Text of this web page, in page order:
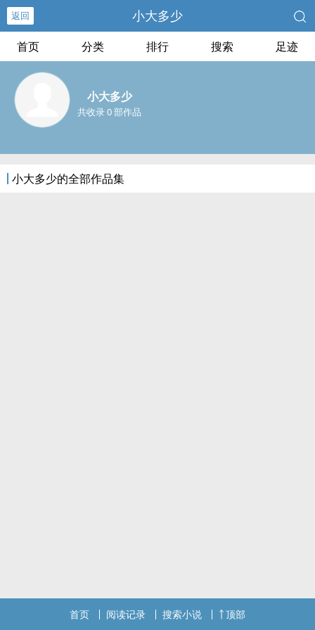
返回 小大多少
首页 分类 排行 搜索 足迹
小大多少
共收录 0 部作品
小大多少的全部作品集
首页 阅读记录 搜索小说 顶部